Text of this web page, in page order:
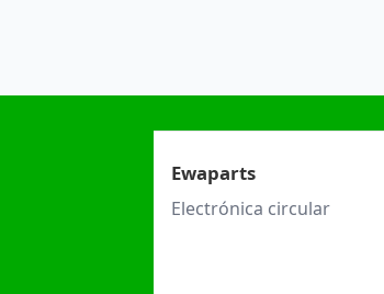
Ewaparts
Electrónica circular